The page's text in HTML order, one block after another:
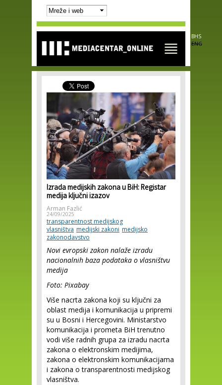
Skip to
main
content
BHS
ENG
Izrada medijskih zakona u BiH: Registar
medija ključni izazov
Arman Fazlić
24/09/2025
transparentnost medijskog
vlasništva medijski zakoni medijsko
zakonodavstvo
Novi evropski zakon nalaže izradu
nacionalnih baza podataka o vlasništvu
medija
Foto: Pixabay
Više nacrta zakona koji su ključni za
oblast medija i komunikacija u pripremi
su u Bosni i Hercegovini. Ministarstvo
komunikacija i prometa BiH trenutno
vodi više radnih grupa za izradu nacrta
zakona o elektronskim medijima,
zakona o elektronskim komunikacijama
i zakona o transparentnosti medijskog
vlasništva.